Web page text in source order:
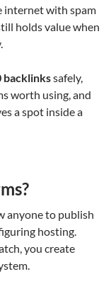
internet with spam
holds value when
backlinkssafely,
worth using, and
a spot inside a
anyone to publish
hosting.
you create